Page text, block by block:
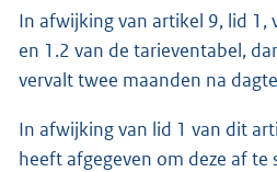
In afwijking van artikel 9, lid 1,
en 1.2 van de tarieventabel,
vervalt twee maanden na
In afwijking van lid 1 van dit
heeft afgegeven om deze af